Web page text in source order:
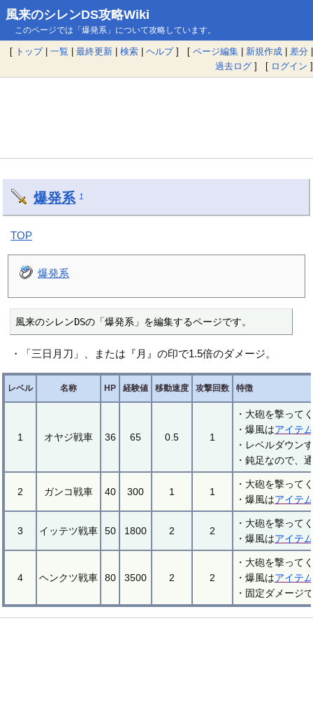
風来のシレンDS攻略Wiki
このページでは「爆発系」について攻略しています。
[ トップ| 一覧 | 最終更新 | 検索 | ヘルプ] [ ページ編集 | 新規作成 | 差分 |
過去ログ ] [ ログイン ]
爆発系 †
TOP
爆発系
風来のシレンDSの「爆発系」を編集するページです。
・「三日月刀」、または『月』の印で1.5倍のダメージ。
レベル 名称 HP 経験値 移動速度 攻撃回数 特徴
1 オヤジ戦車 36 65 0.5 1
・大砲を撃って
・爆風はアイテム
・レベルダウン
・鈍足なので、
2 ガンコ戦車 40 300 1 1
・大砲を撃って
・爆風はアイテム
3 イッテツ戦車 50 1800 2 2
・大砲を撃って
・爆風はアイテム
4 ヘンクツ戦車 80 3500 2 2
・大砲を撃って
・爆風はアイテム
・固定ダメージ